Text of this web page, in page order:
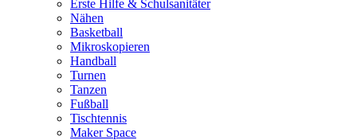
Erste Hilfe & Schulsanitäter
Nähen
Basketball
Mikroskopieren
Handball
Turnen
Tanzen
Fußball
Tischtennis
Maker Space